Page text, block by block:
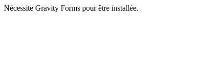
Nécessite Gravity Forms pour être installée.